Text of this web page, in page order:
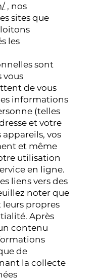
, nos
sites que
les
sont
vous
de vous
informations
(telles
et votre
appareils, vos
et même
utilisation
en ligne.
liens vers des
noter que
leurs propres
Après
contenu
de
la collecte